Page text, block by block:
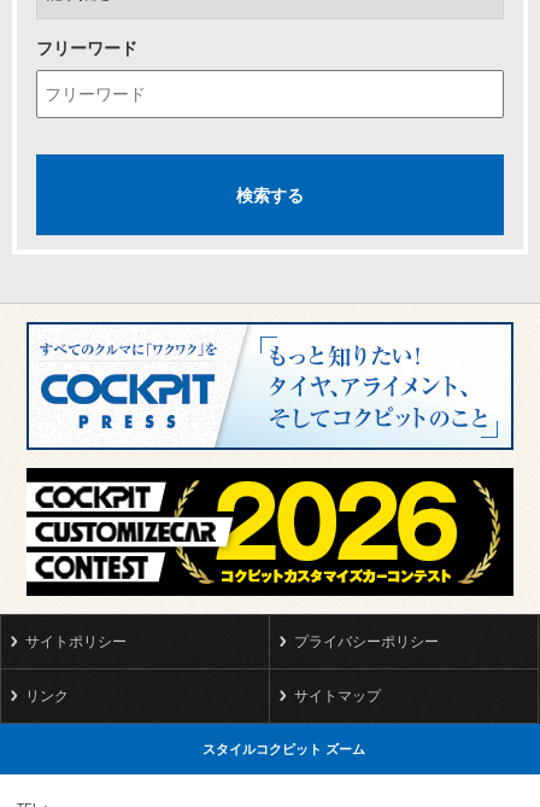
フリーワード
サイトポリシー プライバシーポリシー
リンク サイトマップ
スタイルコクピット ズーム